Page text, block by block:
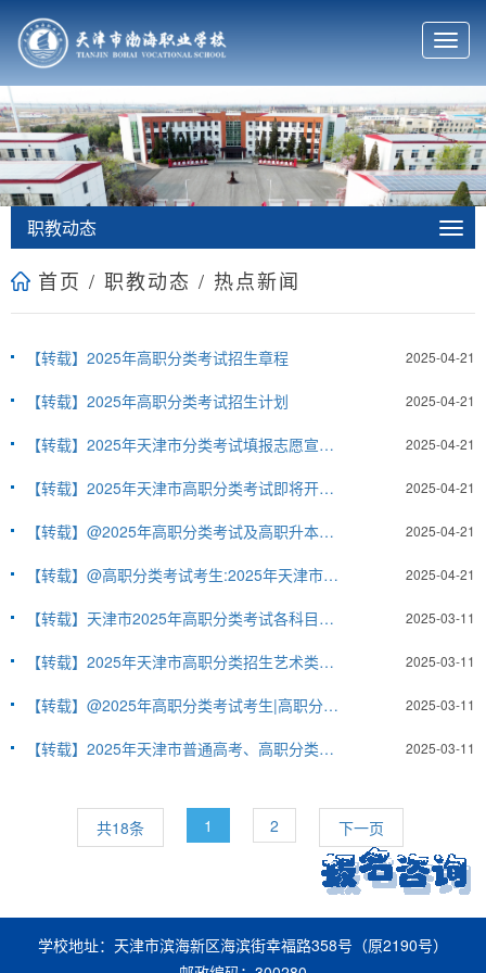
T
o
g
g
l
e
n
a
v
i
n
职教动态
首页 / 职教动态 / 热点新闻
【转载】2025年高职分类考试招生章程 2025-04-21
【转载】2025年高职分类考试招生计划 2025-04-21
【转载】2025年天津市分类考试填报志愿宣传活动安排表 2025-04-21
【转载】2025年天津市高职分类考试即将开始网上填报志愿，这份填报指南请收好！ 2025-04-21
【转载】@2025年高职分类考试及高职升本科考试考生：事关成绩查询和志愿填报，重要事项早知道 2025-04-21
【转载】@高职分类考试考生:2025年天津市高职分类考试招生填报志愿分数范围确定 2025-04-21
【转载】天津市2025年高职分类考试各科目考试说明 2025-03-11
【转载】2025年天津市高职分类招生艺术类美术类专业联考报考须知 2025-03-11
【转载】@2025年高职分类考试考生|高职分类考试（面向普通高中毕业生）报名热点问答来了 2025-03-11
【转载】2025年天津市普通高考、高职分类考试体检温馨提示 2025-03-11
共18条 1 2 下一页
学校地址：天津市滨海新区海滨街幸福路358号（原2190号）